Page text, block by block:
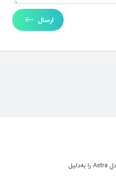
OpenAI توسعه مدل Astra را به‌دلیل
ارسال